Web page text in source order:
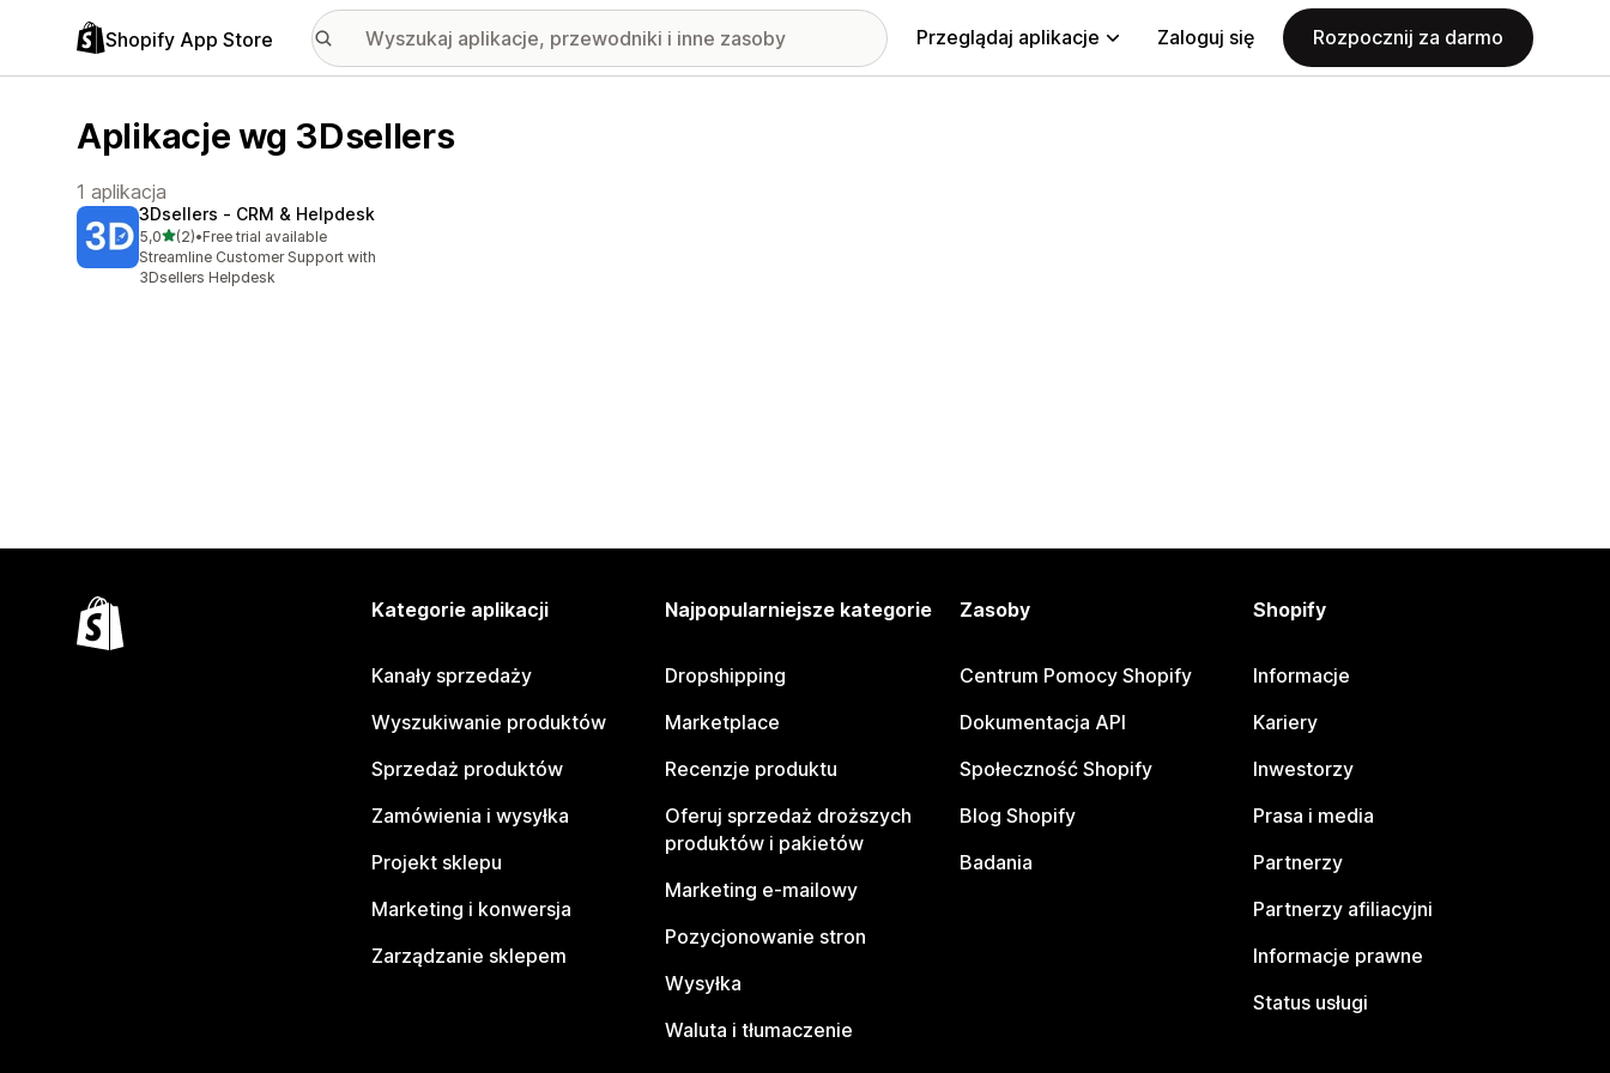
Shopify App Store Przeglądaj aplikacje Zaloguj się Rozpocznij za darmo
Aplikacje wg 3Dsellers
1 aplikacja
3Dsellers ‑ CRM & Helpdesk
5,0na 5 gwiazdek
(2)
Łączna liczba recenzji: 2
•Free trial available
Streamline Customer Support with
3Dsellers Helpdesk
Kategorie aplikacji
Kanały sprzedaży
Wyszukiwanie produktów
Sprzedaż produktów
Zamówienia i wysyłka
Projekt sklepu
Marketing i konwersja
Zarządzanie sklepem
Najpopularniejsze kategorie
Dropshipping
Marketplace
Recenzje produktu
Oferuj sprzedaż droższych
produktów i pakietów
Marketing e-mailowy
Pozycjonowanie stron
Wysyłka
Waluta i tłumaczenie
Zasoby
Centrum Pomocy Shopify
Dokumentacja API
Społeczność Shopify
Blog Shopify
Badania
Shopify
Informacje
Kariery
Inwestorzy
Prasa i media
Partnerzy
Partnerzy afiliacyjni
Informacje prawne
Status usługi